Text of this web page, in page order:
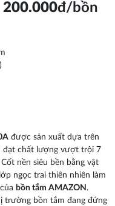
200.000đ/bồn
được sản xuất dựa trên
đạt chất lượng vượt trội 7
nền siêu bền bằng vật
ngọc trai thiên nhiên làm
bồn tắm AMAZON .
trường bồn tắm đang đứng